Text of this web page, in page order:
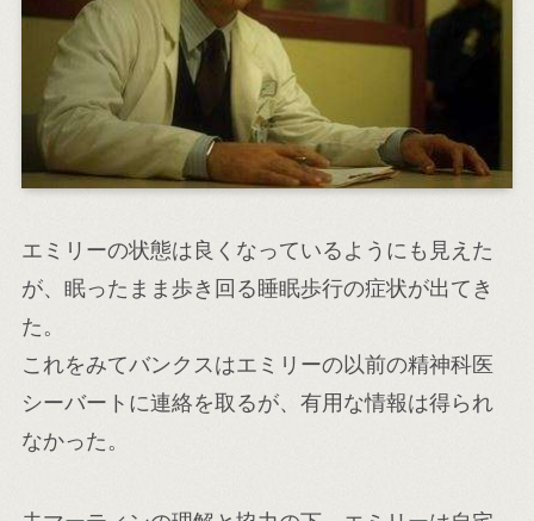
エミリーの状態は良くなっているようにも見えた
が、眠ったまま歩き回る睡眠歩行の症状が出てき
た。
これをみてバンクスはエミリーの以前の精神科医
シーバートに連絡を取るが、有用な情報は得られ
なかった。